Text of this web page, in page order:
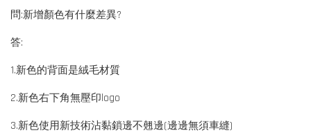
問:新增顏色有什麼差異?
答:
1.新色的背面是絨毛材質
2.新色右下角無壓印logo
3.新色使用新技術沾黏鎖邊不翹邊(邊邊無須車縫)